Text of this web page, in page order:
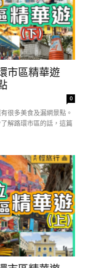
市區精華遊
0
很多美食及漏網景點。
解路環市區的話，這篇